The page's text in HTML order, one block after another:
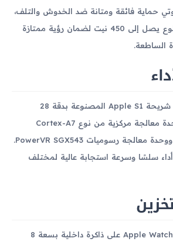
حماية فائقة ومتانة ضد الخدوش والتلف،
بينما تُنتج إضاءة بسطوع يصل إلى 450 نيت لضمان رؤية ممتازة
الساطعة.
يعتمد هذا الإصدار على شريحة Apple S1 المصنوعة بدقة 28
نانومتر، والتي تضم وحدة معالجة مركزية من نوع Cortex-A7
بسرعة 520 ميجاهرتز ووحدة معالجة رسوميات PowerVR SGX543.
سلسًا وسرعة استجابة عالية لمختلف
تحتوي ساعة Apple Watch Edition على ذاكرة داخلية بسعة 8